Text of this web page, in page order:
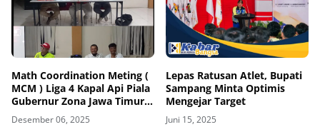
Math Coordination Meting (
MCM ) Liga 4 Kapal Api Piala
Gubernur Zona Jawa Timur
2025 - 2026
Desember 06, 2025
Lepas Ratusan Atlet, Bupati
Sampang Minta Optimis
Mengejar Target
Juni 15, 2025